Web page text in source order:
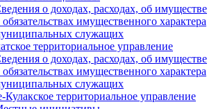
о доходах, расходах, об имуществе
имущественного характера
служащих
территориальное управление
о доходах, расходах, об имуществе
имущественного характера
служащих
территориальное управление